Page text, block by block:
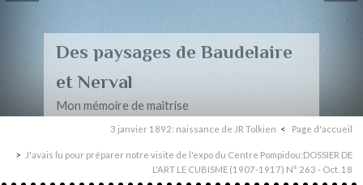
Des paysages de Baudelaire
et Nerval
Mon mémoire de maîtrise
3 janvier 1892: naissance de JR Tolkien Page d'accueil
J'avais lu pour préparer notre visite de l'expo du Centre Pompidou:DOSSIER DE
L'ART LE CUBISME (1907-1917) N° 263 - Oct. 18